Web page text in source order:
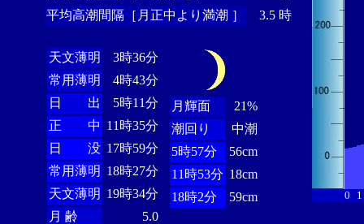
平均高潮間隔［月正中より満潮 ］
3.5 時
天文薄明
3時36分
常用薄明
4時43分
日 出
5時11分
正 中 11時35分
日 没 17時59分
常用薄明 18時27分
天文薄明 19時34分
月 齢
5.0
月輝面
21%
潮回り
中潮
5時57分
56cm
11時53分 18cm
18時2分
59cm 0 1